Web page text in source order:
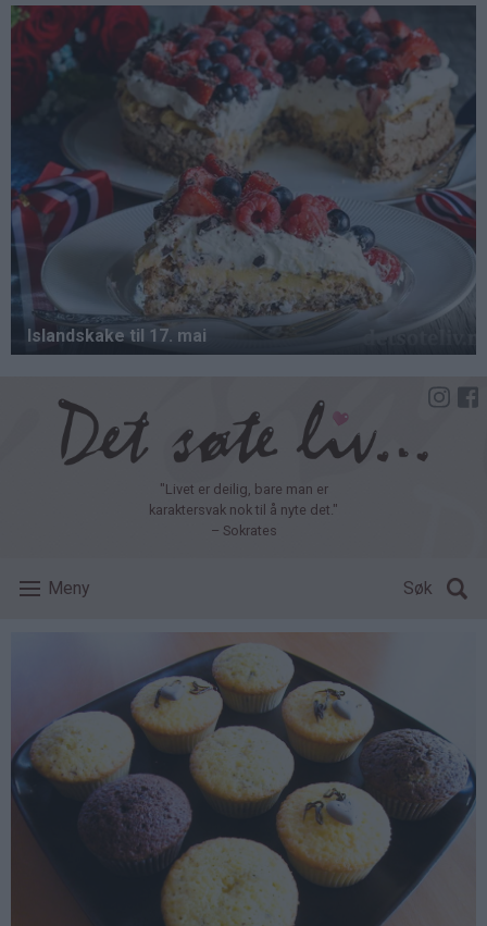
Hopp
hovedinnhold
"Livet er deilig, bare man er
karaktersvak nok til å nyte det."
– Sokrates
Meny Søk